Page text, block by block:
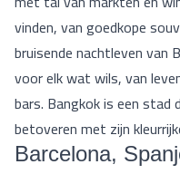
vinden, van goedkope
bruisende nachtleven van
voor elk wat wils, van
bars. Bangkok is een
betoveren met zijn
Barcelona,